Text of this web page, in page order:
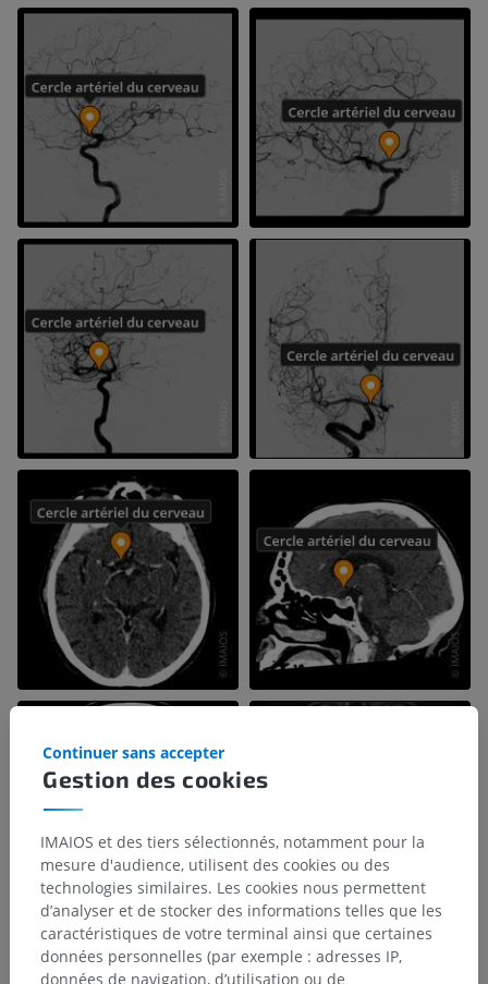
Gestion des cookies
Continuer sans accepter
IMAIOS et des tiers sélectionnés, notamment pour la
mesure d'audience, utilisent des cookies ou des
technologies similaires. Les cookies nous permettent
d’analyser et de stocker des informations telles que les
caractéristiques de votre terminal ainsi que certaines
données personnelles (par exemple : adresses IP,
données de navigation, d’utilisation ou de